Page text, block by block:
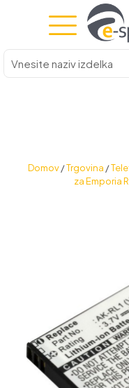
Vnesite
naziv
izdelka
Domov /Trgovina /
za Emporia